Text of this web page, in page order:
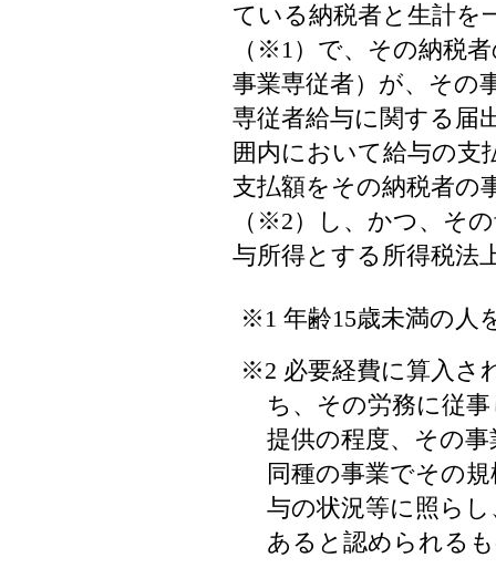
ている納税者と生計を
（※1）で、その納税
事業専従者）が、その
専従者給与に関する届
囲内において給与の支
支払額をその納税者の
（※2）し、かつ、そ
与所得とする所得税法
※1 年齢15歳未満の人
※2 必要経費に算入さ
ち、その労務に従
提供の程度、その
同種の事業でその
与の状況等に照ら
あると認められる